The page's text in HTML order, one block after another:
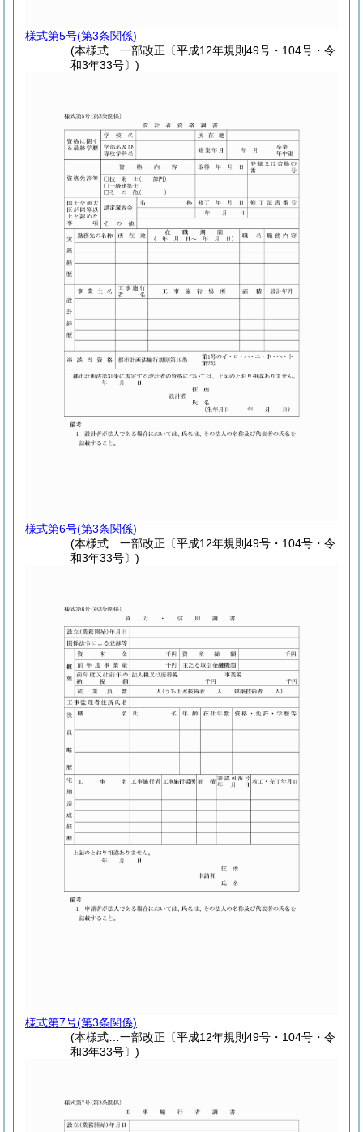
様式第5号(第3条関係)
(本様式…一部改正〔平成12年規則49号・104号・令
和3年33号〕)
様式第6号(第3条関係)
(本様式…一部改正〔平成12年規則49号・104号・令
和3年33号〕)
様式第7号(第3条関係)
(本様式…一部改正〔平成12年規則49号・104号・令
和3年33号〕)